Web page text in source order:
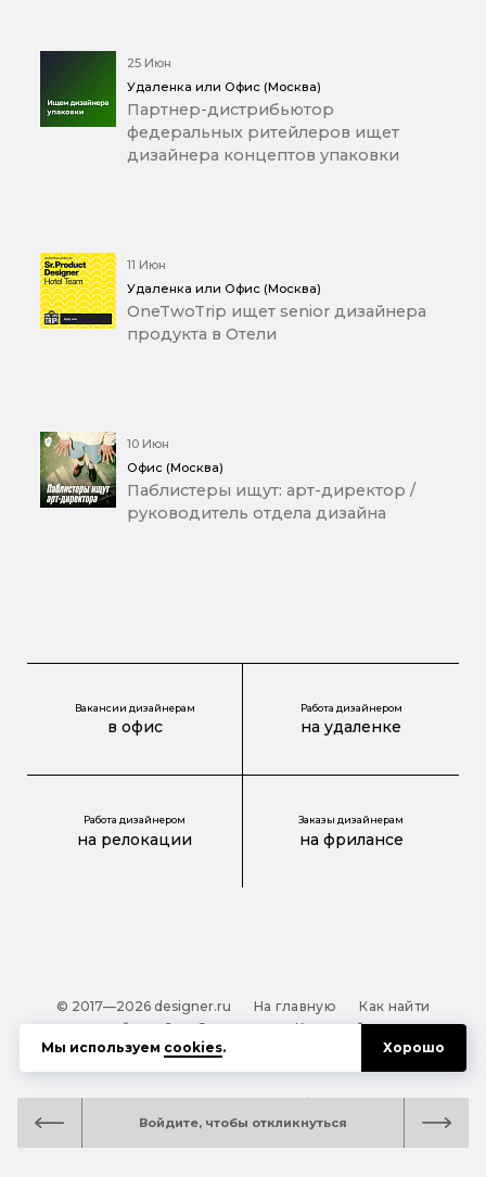
Войдите, чтобы откликнуться
25 Июн
Удаленка или Офис (Москва)
Партнер-дистрибьютор
федеральных ритейлеров ищет
дизайнера концептов упаковки
11 Июн
Удаленка или Офис (Москва)
OneTwoTrip ищет senior дизайнера
продукта в Отели
10 Июн
Офис (Москва)
Паблистеры ищут: арт-директор /
руководитель отдела дизайна
Вакансии дизайнерам
в офис
Работа дизайнером
на удаленке
Работа дизайнером
на релокации
Заказы дизайнерам
на фрилансе
© 2017—2026 designer.ru На главную
Как найти
дизайнера?
О проекте
Карта сайта
Обработка персональных данных
Файлы cookie
руководство для тех, кто заказывает дизайн
Мы используем cookies. Хорошо